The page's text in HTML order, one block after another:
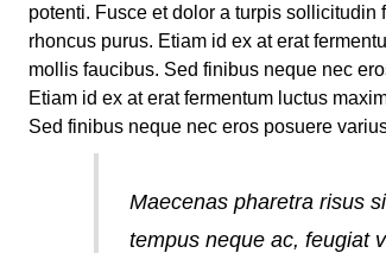
potenti. Fusce et dolor a turpis
rhoncus purus. Etiam id ex at erat
mollis faucibus. Sed finibus neque nec
Etiam id ex at erat fermentum luctus
Sed finibus neque nec eros posuere
Maecenas pharetra risus
tempus neque ac, feugiat